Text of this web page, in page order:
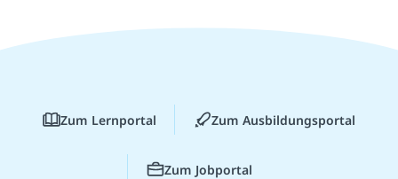
Zum Lernportal Zum Ausbildungsportal
Zum Jobportal